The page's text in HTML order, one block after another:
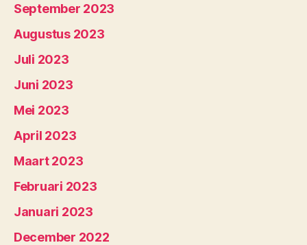
September 2023
Augustus 2023
Juli 2023
Juni 2023
Mei 2023
April 2023
Maart 2023
Februari 2023
Januari 2023
December 2022